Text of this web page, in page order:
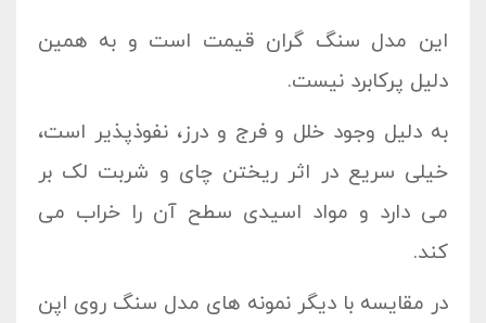
این مدل سنگ گران قیمت است و به همین
دلیل پرکابرد نیست.
به دلیل وجود خلل و فرج و درز، نفوذپذیر است،
خیلی سریع در اثر ریختن چای و شربت لک بر
می دارد و مواد اسیدی سطح آن را خراب می
کند.
در مقایسه با دیگر نمونه های مدل سنگ روی اپن